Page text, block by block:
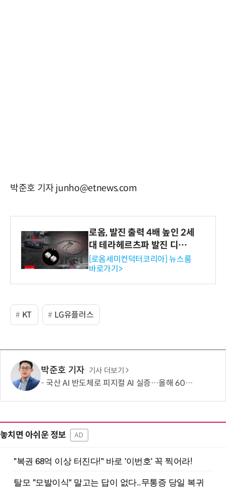
박준호 기자 junho@etnews.com
로옴, 발진 출력 4배 높인 2세
대 테라헤르츠파 발진 디바이
스 개발
[로옴세미컨덕터코리아] 뉴스룸
바로가기>
KT LG유플러스
박준호 기자 기사 더보기
국산 AI 반도체로 피지컬 AI 실증…올해 600억 투입
놓치면 아쉬운 정보 AD